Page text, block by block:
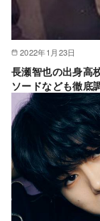
2022年1月23日
長瀬智也の出身高
ソードなども徹底